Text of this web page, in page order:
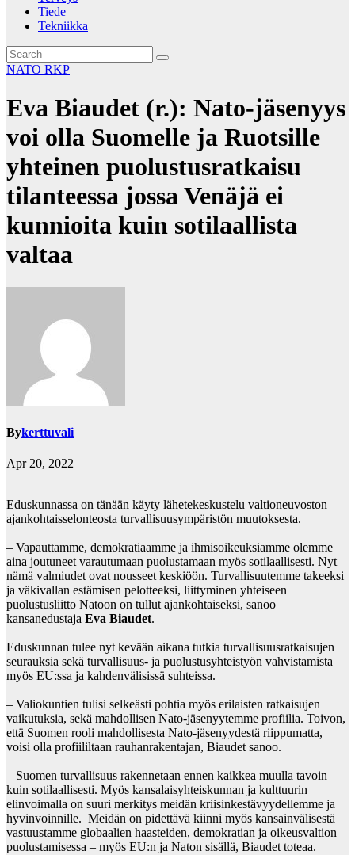
Tiede
Tekniikka
NATO RKP
Eva Biaudet (r.): Nato-jäsenyys
voi olla Suomelle ja Ruotsille
yhteinen puolustusratkaisu
tilanteessa jossa Venäjä ei
kunnioita kuin sotilaallista
valtaa
Bykerttuvali
Apr 20, 2022
Eduskunnassa on tänään käyty lähetekeskustelu valtioneuvoston
ajankohtaisselonteosta turvallisuusympäristön muutoksesta.
– Vapauttamme, demokratiaamme ja ihmisoikeuksiamme olemme
aina joutuneet varautumaan puolustamaan myös sotilaallisesti. Nyt
nämä valmiudet ovat nousseet keskiöön. Turvallisuutemme takeeksi
ja väkivallan estämisen pelotteeksi, liittyminen yhteiseen
puolustusliitto Natoon on tullut ajankohtaiseksi, sanoo
kansanedustaja Eva Biaudet.
Eduskunnan tulee nyt kevään aikana tutkia turvallisuusratkaisujen
seurauksia sekä turvallisuus- ja puolustusyhteistyön vahvistamista
myös EU:ssa ja kahdenvälisissä suhteissa.
– Valiokuntien tulisi selkeästi pohtia myös erilaisten ratkaisujen
vaikutuksia, sekä mahdollisen Nato-jäsenyytemme profiilia. Toivon,
että Suomen rooli mahdollisesta Nato-jäsenyydestä riippumatta,
voisi olla profiililtaan rauhanrakentajan, Biaudet sanoo.
– Suomen turvallisuus rakennetaan ennen kaikkea muulla tavoin
kuin sotilaallisesti. Myös kansalaisyhteiskunnan ja kulttuurin
elinvoimalla on suuri merkitys meidän kriisinkestävyydellemme ja
hyvinvoinnille. Meidän on pidettävä kiinni myös kansainvälisestä
vastuustamme globaalien haasteiden, demokratian ja oikeusvaltion
puolustamisessa – myös EU:n ja Naton sisällä, Biaudet toteaa.